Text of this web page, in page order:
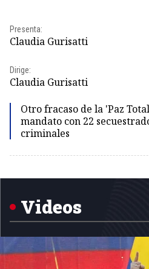
Presenta:
Claudia Gurisatti
Dirige:
Claudia Gurisatti
Otro fracaso de la 'Paz
mandato con 22
criminales
1
Videos